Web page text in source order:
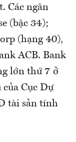
Các ngân
(bậc 34);
(hạng 40),
ACB. Bank
lớn thứ 7 ở
Cục Dự
tài sản tính